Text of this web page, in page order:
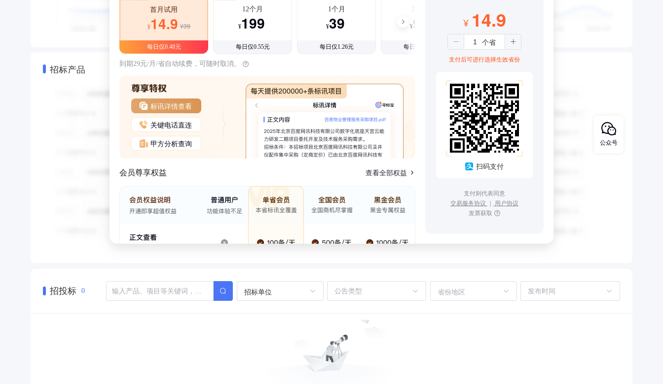
招标产品
首月试用
¥14.9 ¥39
每日仅0.48元
12个月
¥199
每日仅0.55元
1个月
¥39
每日仅1.26元
3个月
¥99
每日仅1.08元
到期29元/月/省自动续费，可随时取消。
标讯详情查看
关键电话直连
甲方分析查询
会员尊享权益 查看全部权益
¥ 14.9
支付后可进行选择生效省份
扫码支付
支付则代表同意
交易服务协议 ｜ 用户协议
发票获取
招投标 0 招标单位 省份地区
公众号